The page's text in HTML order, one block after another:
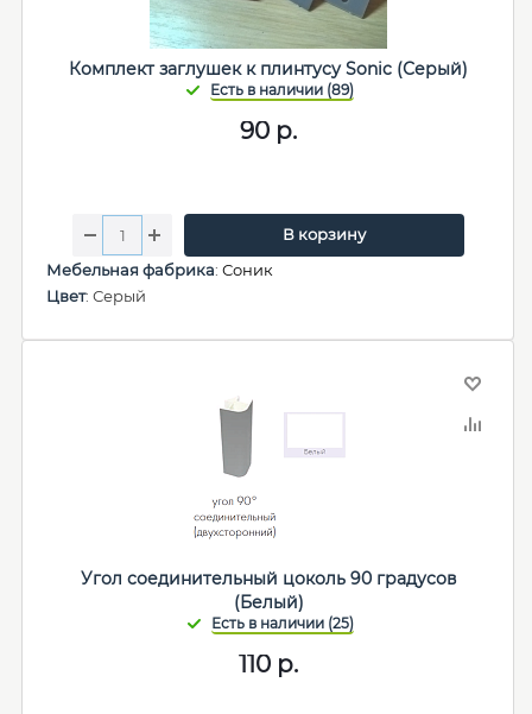
Комплект заглушек к плинтусу Sonic (Серый)
90 р.
В корзину
Мебельная фабрика: Соник
Цвет: Серый
Угол соединительный цоколь 90 градусов
(Белый)
110 р.